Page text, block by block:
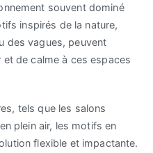
souvent dominé
inspirés de la nature,
des vagues, peuvent
de calme à ces espaces
tels que les salons
plein air, les motifs en
flexible et impactante.